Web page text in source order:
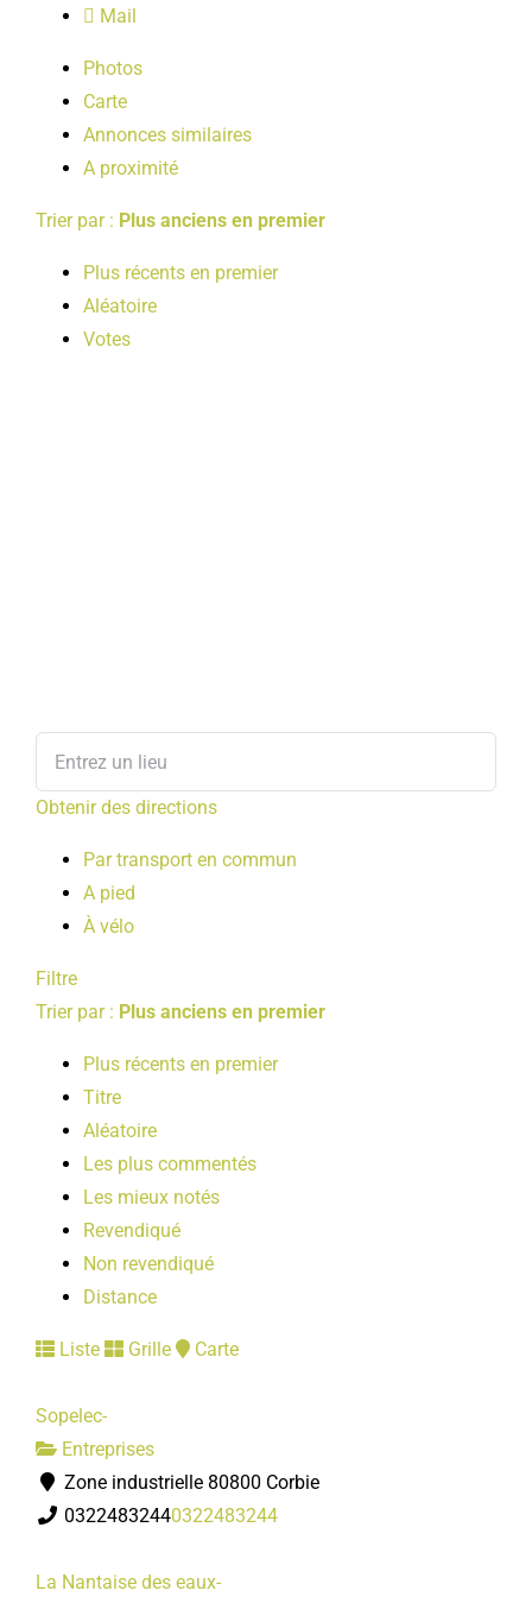
LOISIRS
PUBLICATIONS
Mail
Photos
Carte
Annonces similaires
A proximité
Trier par : Plus anciens en premier
Plus récents en premier
Aléatoire
Votes
Obtenir des directions
Par transport en commun
A pied
À vélo
Filtre
Trier par : Plus anciens en premier
Plus récents en premier
Titre
Aléatoire
Les plus commentés
Les mieux notés
Revendiqué
Non revendiqué
Distance
Liste Grille Carte
Sopelec-
Entreprises
Zone industrielle 80800 Corbie
03224832440322483244
La Nantaise des eaux-